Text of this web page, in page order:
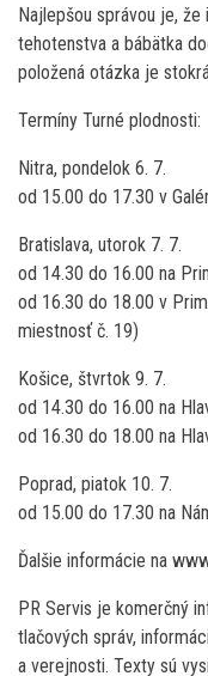
Najlepšou správou je, že
tehotenstva a bábätka
položená otázka je
Termíny Turné plodnosti:
Nitra, pondelok 6. 7.
od 15.00 do 17.30 v
Bratislava, utorok 7. 7.
od 14.30 do 16.00 na
od 16.30 do 18.00 v
miestnosť č. 19)
Košice, štvrtok 9. 7.
od 14.30 do 16.00 na
od 16.30 do 18.00 na
Poprad, piatok 10. 7.
od 15.00 do 17.30 na
Ďalšie informácie na
PR Servis je komerčný
tlačových správ,
a verejnosti. Texty sú